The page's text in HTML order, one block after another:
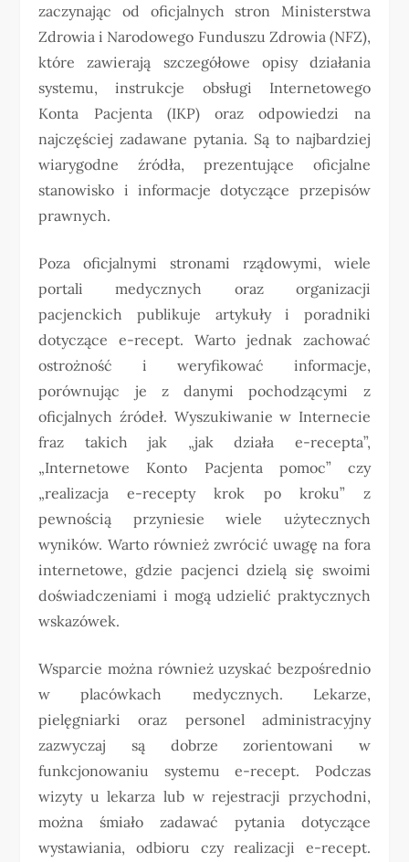
zaczynając od oficjalnych stron Ministerstwa
Zdrowia i Narodowego Funduszu Zdrowia (NFZ),
które zawierają szczegółowe opisy działania
systemu, instrukcje obsługi Internetowego
Konta Pacjenta (IKP) oraz odpowiedzi na
najczęściej zadawane pytania. Są to najbardziej
wiarygodne źródła, prezentujące oficjalne
stanowisko i informacje dotyczące przepisów
prawnych.
Poza oficjalnymi stronami rządowymi, wiele
portali medycznych oraz organizacji
pacjenckich publikuje artykuły i poradniki
dotyczące e-recept. Warto jednak zachować
ostrożność i weryfikować informacje,
porównując je z danymi pochodzącymi z
oficjalnych źródeł. Wyszukiwanie w Internecie
fraz takich jak „jak działa e-recepta”,
„Internetowe Konto Pacjenta pomoc” czy
„realizacja e-recepty krok po kroku” z
pewnością przyniesie wiele użytecznych
wyników. Warto również zwrócić uwagę na fora
internetowe, gdzie pacjenci dzielą się swoimi
doświadczeniami i mogą udzielić praktycznych
wskazówek.
Wsparcie można również uzyskać bezpośrednio
w placówkach medycznych. Lekarze,
pielęgniarki oraz personel administracyjny
zazwyczaj są dobrze zorientowani w
funkcjonowaniu systemu e-recept. Podczas
wizyty u lekarza lub w rejestracji przychodni,
można śmiało zadawać pytania dotyczące
wystawiania, odbioru czy realizacji e-recept.